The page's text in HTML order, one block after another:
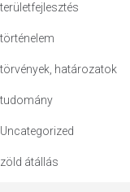
területfejlesztés
történelem
törvények, határozatok
tudomány
Uncategorized
zöld átállás